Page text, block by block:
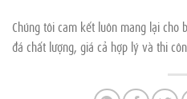
Chúng tôi cam kết luôn mang lại cho
đá chất lượng, giá cả hợp lý và thi